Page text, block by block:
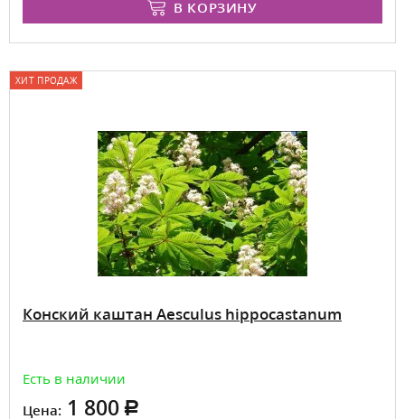
В КОРЗИНУ
ХИТ ПРОДАЖ
Конский каштан Aesculus hippocastanum
Есть в наличии
Цена: 1 800